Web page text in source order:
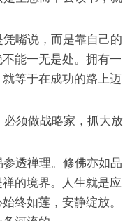
嘴说，而是靠自己的
能一无是处。拥有一
等于在成功的路上迈
须做战略家，抓大放
透禅理。修佛亦如品
的境界。人生就是应
终如莲，安静绽放。